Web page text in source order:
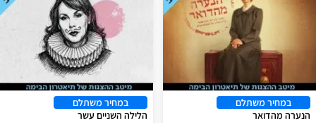
במחיר משתלם
הנערה מהדואר
במחיר משתלם
הלילה השניים עשר